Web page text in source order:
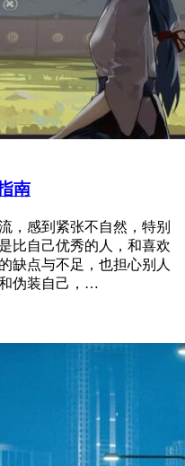
南
，感到紧张不自然，特别
比自己优秀的人，和喜欢
缺点与不足，也担心别人
伪装自己，…